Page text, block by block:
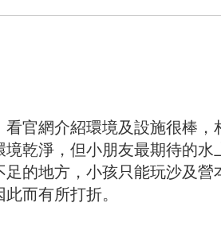
官網介紹環境及設施很棒
乾淨，但小朋友最期待的
的地方，小孩只能玩沙及
而有所打折。